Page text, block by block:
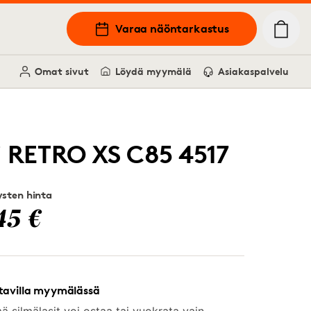
Varaa näöntarkastus
Omat sivut Löydä myymälä Asiakaspalvelu
XS C85 4517
hinta
€
myymälässä